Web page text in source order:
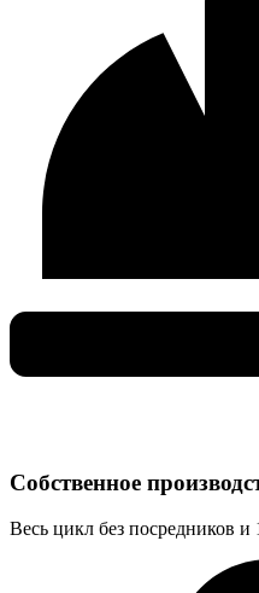
Cобственное
Весь цикл без посредников и